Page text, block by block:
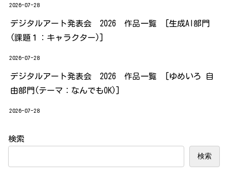
2026-07-28
デジタルアート発表会 2026 作品一覧 [生成AI部門
(課題１：キャラクター)]
2026-07-28
デジタルアート発表会 2026 作品一覧 [ゆめいろ 自
由部門(テーマ：なんでもOK)]
2026-07-28
検索
検索